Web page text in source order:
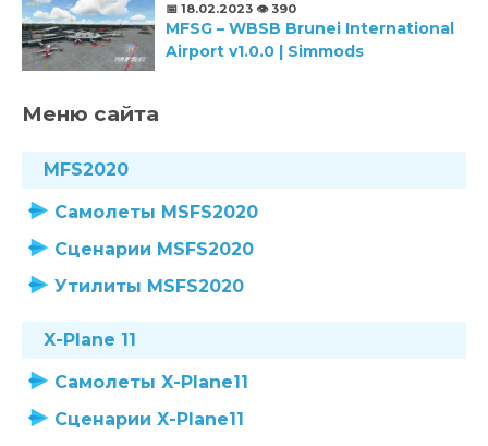
📅 18.02.2023 👁️ 390
MFSG – WBSB Brunei International
Airport v1.0.0 | Simmods
Меню сайта
MFS2020
Самолеты MSFS2020
Сценарии MSFS2020
Утилиты MSFS2020
X-Plane 11
Самолеты X-Plane11
Сценарии X-Plane11